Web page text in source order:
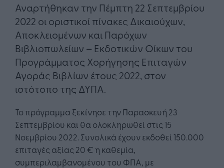
Αναρτήθηκαν την Πέμπτη 22 Σεπτεμβρίου
2022 οι οριστικοί πίνακες Δικαιούχων,
Αποκλειομένων και Παρόχων
Βιβλιοπωλείων – Εκδοτικών Οίκων του
Προγράμματος Χορήγησης Επιταγών
Αγοράς Βιβλίων έτους 2022, στον
ιστότοπο της ΔΥΠΑ.
Το πρόγραμμα ξεκίνησε την Παρασκευή 23
Σεπτεμβρίου και θα ολοκληρωθεί στις 15
Νοεμβρίου 2022. Συνολικά έχουν εκδοθεί 150.000
επιταγές αξίας 20 € η καθεμία,
συμπεριλαμβανομένου του ΦΠΑ, με